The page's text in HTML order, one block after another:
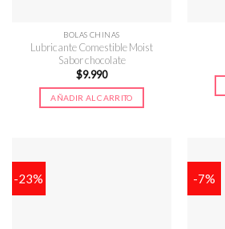
BOLAS CHINAS
Lubricante Comestible Moist
Sabor chocolate
$9.990
AÑADIR AL CARRITO
-23% -7%